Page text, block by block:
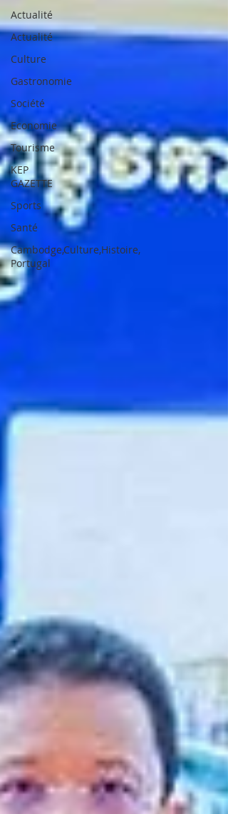
Actualité
Actualité
Culture
Gastronomie
Société
Economie
Tourisme
KEP
GAZETTE
Sports
Santé
Cambodge,Culture,Histoire,
Portugal